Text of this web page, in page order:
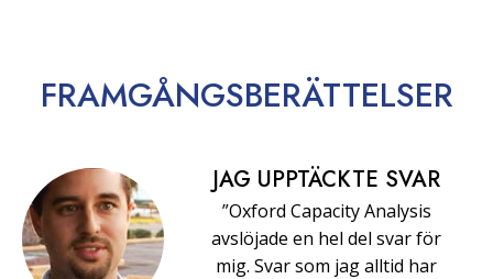
FRAMGÅNGS­BERÄTTELSER
JAG UPPTÄCKTE SVAR
”Oxford Capacity Analysis
avslöjade en hel del svar för
mig. Svar som jag alltid har